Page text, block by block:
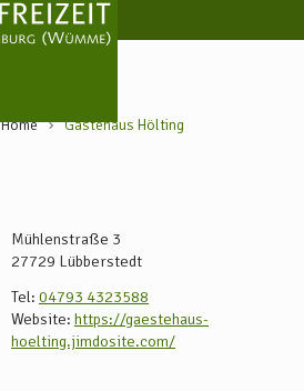
Home Gästehaus Hölting
Mühlenstraße 3
27729 Lübberstedt
Tel: 04793 4323588
Website: https://gaestehaus-
hoelting.jimdosite.com/